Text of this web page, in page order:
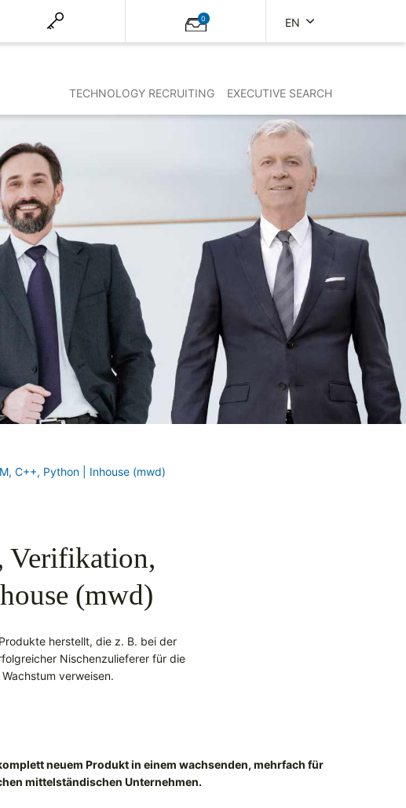
0 EN
TECHNOLOGY RECRUITING EXECUTIVE SEARCH
C++, Python | Inhouse (mwd)
Verifikation,
(mwd)
herstellt, die z. B. bei der
Nischenzulieferer für die
verweisen.
neuem Produkt in einem wachsenden, mehrfach für
mittelständischen Unternehmen.